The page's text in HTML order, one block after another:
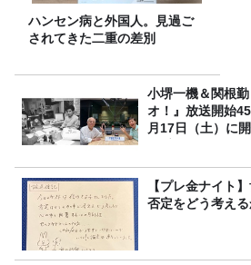
ハンセン病と外国人。見過ご
されてきた二重の差別
小堺一機＆関根
オ！』放送開始
月17日（土）に
【プレ金ナイト
否定をどう考える